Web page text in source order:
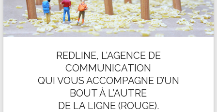
REDLINE, L’AGENCE DE
COMMUNICATION
QUI VOUS ACCOMPAGNE D’UN
BOUT À L’AUTRE
DE LA LIGNE (ROUGE).